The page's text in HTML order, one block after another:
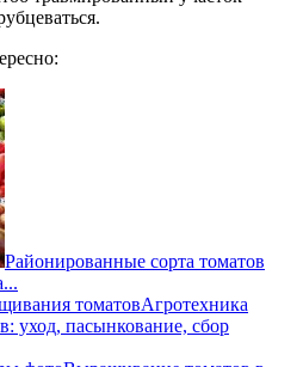
Районированные сорта томатов
Агротехника
уход, пасынкование, сбор